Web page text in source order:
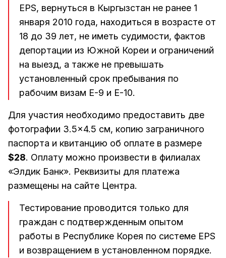
EPS, вернуться в Кыргызстан не ранее 1
января 2010 года, находиться в возрасте от
18 до 39 лет, не иметь судимости, фактов
депортации из Южной Кореи и ограничений
на выезд, а также не превышать
установленный срок пребывания по
рабочим визам E-9 и E-10.
Для участия необходимо предоставить две
фотографии 3.5×4.5 см, копию заграничного
паспорта и квитанцию об оплате в размере
$28. Оплату можно произвести в филиалах
«Элдик Банк». Реквизиты для платежа
размещены на сайте Центра.
Тестирование проводится только для
граждан с подтвержденным опытом
работы в Республике Корея по системе EPS
и возвращением в установленном порядке.